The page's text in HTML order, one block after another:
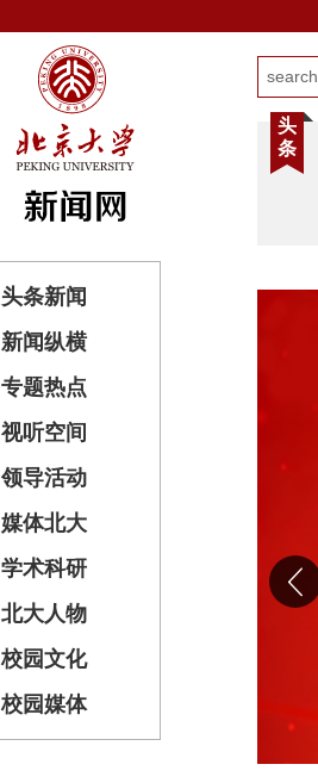
头条新闻
新闻纵横
专题热点
视听空间
领导活动
媒体北大
学术科研
北大人物
校园文化
校园媒体
头
条